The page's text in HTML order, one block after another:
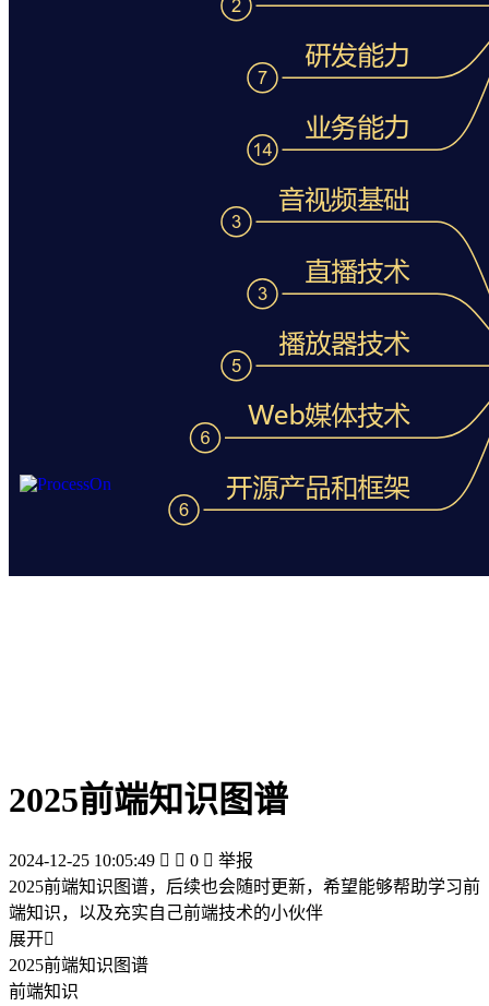
2025前端知识图谱
2024-12-25 10:05:49   0  举报
2025前端知识图谱，后续也会随时更新，希望能够帮助学习前
端知识，以及充实自己前端技术的小伙伴
展开
2025前端知识图谱
前端知识